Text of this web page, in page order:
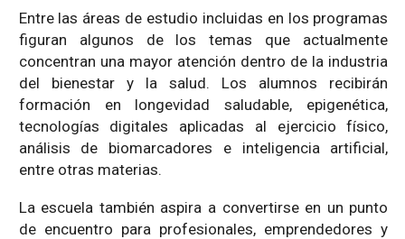
Entre las áreas de estudio incluidas en los programas
figuran algunos de los temas que actualmente
concentran una mayor atención dentro de la industria
del bienestar y la salud. Los alumnos recibirán
formación en longevidad saludable, epigenética,
tecnologías digitales aplicadas al ejercicio físico,
análisis de biomarcadores e inteligencia artificial,
entre otras materias.
La escuela también aspira a convertirse en un punto
de encuentro para profesionales, emprendedores y